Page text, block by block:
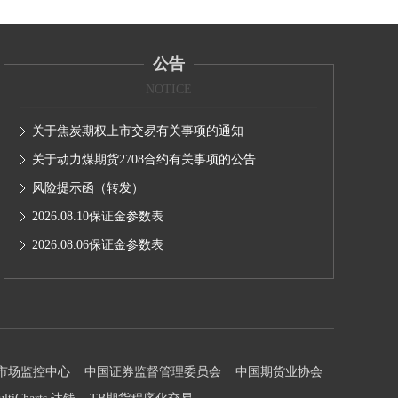
公告
NOTICE
关于焦炭期权上市交易有关事项的通知
关于动力煤期货2708合约有关事项的公告
风险提示函（转发）
2026.08.10保证金参数表
2026.08.06保证金参数表
场监控中心 中国证券监督管理委员会
中国期货业协会